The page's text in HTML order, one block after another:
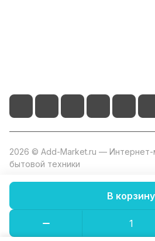
В корзину
2026 © Add-Market.ru — Интернет-
бытовой техники